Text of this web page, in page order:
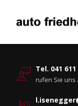
Tel. 041 611
rufen Sie uns